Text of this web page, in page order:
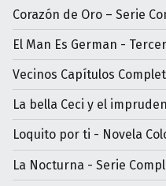
Corazón de Oro – Serie
El Man Es German -
Vecinos Capítulos
La bella Ceci y el
Loquito por ti - Novela
La Nocturna - Serie